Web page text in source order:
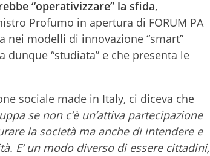
“operativizzare” la sfida,
Profumo in apertura di FORUM PA
nei modelli di innovazione “smart”
dunque “studiata” e che presenta le
sociale made in Italy, ci diceva che
se non c’è un’attiva partecipazione
la società ma anche di intendere e
E’ un modo diverso di essere cittadini,